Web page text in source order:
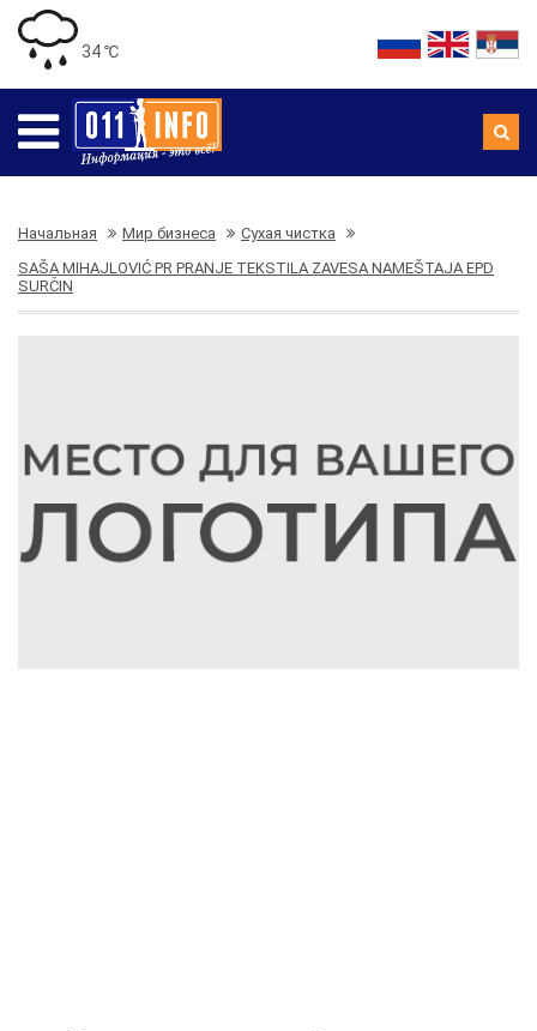
34 ℃
Начальная Мир бизнеса
Сухая чистка
SAŠA MIHAJLOVIĆ PR PRANJE TEKSTILA ZAVESA NAMEŠTAJA EPD
SURČIN